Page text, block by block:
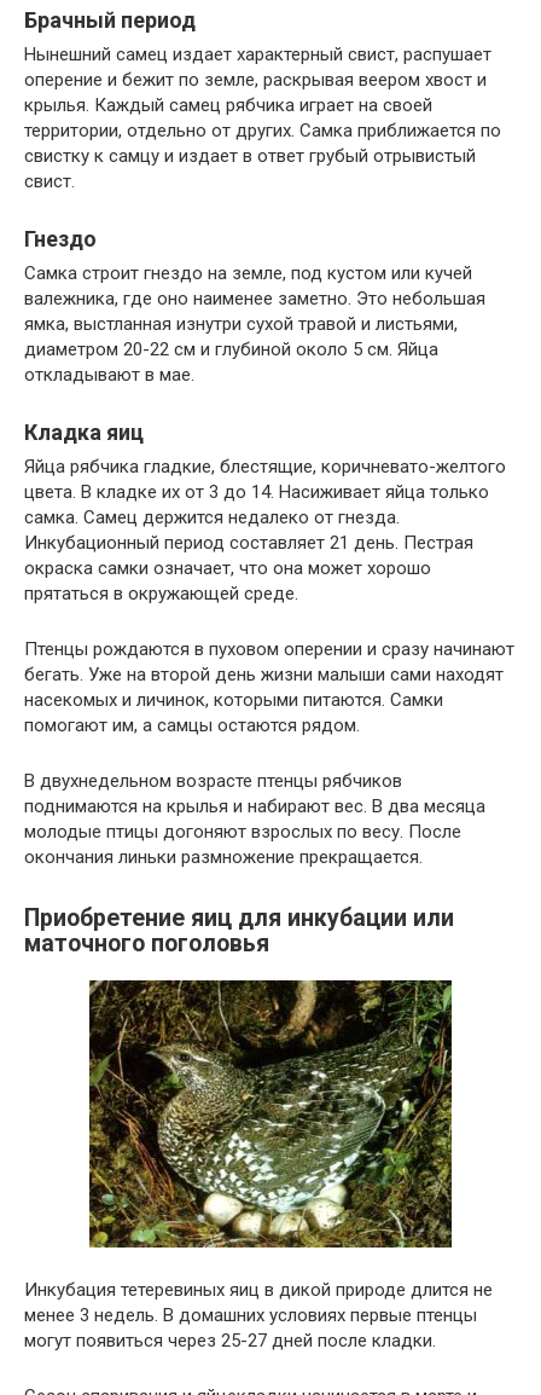
Брачный период
Нынешний самец издает характерный свист, распушает
оперение и бежит по земле, раскрывая веером хвост и
крылья. Каждый самец рябчика играет на своей
территории, отдельно от других. Самка приближается по
свистку к самцу и издает в ответ грубый отрывистый
свист.
Гнездо
Самка строит гнездо на земле, под кустом или кучей
валежника, где оно наименее заметно. Это небольшая
ямка, выстланная изнутри сухой травой и листьями,
диаметром 20-22 см и глубиной около 5 см. Яйца
откладывают в мае.
Кладка яиц
Яйца рябчика гладкие, блестящие, коричневато-желтого
цвета. В кладке их от 3 до 14. Насиживает яйца только
самка. Самец держится недалеко от гнезда.
Инкубационный период составляет 21 день. Пестрая
окраска самки означает, что она может хорошо
прятаться в окружающей среде.
Птенцы рождаются в пуховом оперении и сразу начинают
бегать. Уже на второй день жизни малыши сами находят
насекомых и личинок, которыми питаются. Самки
помогают им, а самцы остаются рядом.
В двухнедельном возрасте птенцы рябчиков
поднимаются на крылья и набирают вес. В два месяца
молодые птицы догоняют взрослых по весу. После
окончания линьки размножение прекращается.
Приобретение яиц для инкубации или
маточного поголовья
Инкубация тетеревиных яиц в дикой природе длится не
менее 3 недель. В домашних условиях первые птенцы
могут появиться через 25-27 дней после кладки.